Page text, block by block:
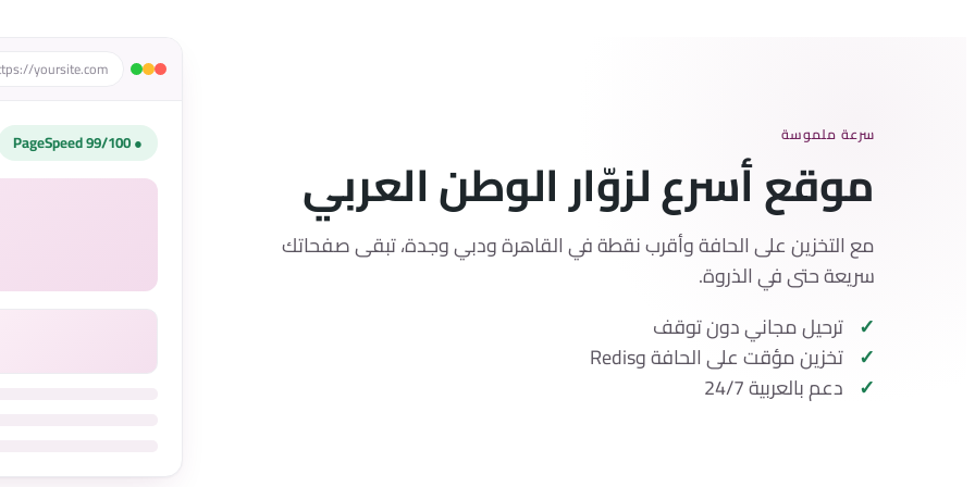
سرعة ملموسة
موقع أسرع لزوّار الوطن العربي
مع التخزين على الحافة وأقرب نقطة في القاهرة ودبي وجدة، تبقى صفحاتك
سريعة حتى في الذروة.
ترحيل مجاني دون توقف
تخزين مؤقت على الحافة وRedis
دعم بالعربية 24/7
yoursite.com
● 99/100 PageSpeed